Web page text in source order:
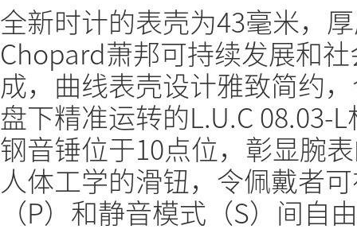
全新时计的表壳为43毫米，
Chopard萧邦可持续发展和
成，曲线表壳设计雅致简约
盘下精准运转的L.U.C 08.03-
钢音锤位于10点位，彰显腕
人体工学的滑钮，令佩戴者
（P）和静音模式（S）间自